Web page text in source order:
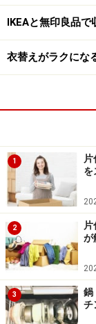
鏡やタイルには
ドルも道具を吊
さらに歯磨き
が目立ちます
す。洗面台の
すくなります。
モノをど
掃除機掛けにと
ノをどかしな
ライラしませ
が増えているよ
IKEAと無印良品で
衣替えがラクにな
1
を
2
が
3
鍋
チ